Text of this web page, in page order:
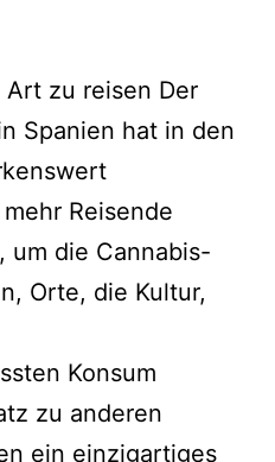
zu reisen Der
Spanien hat in den
Reisende
um die Cannabis-
Orte, die Kultur,
Konsum
zu anderen
ein einzigartiges